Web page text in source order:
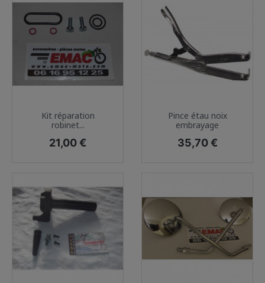
Kit réparation
robinet...
Prix
21,00 €
Pince étau noix
embrayage
Prix
35,70 €